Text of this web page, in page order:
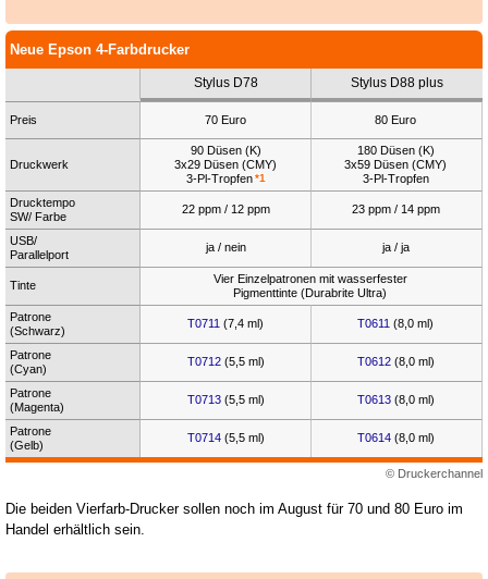
Neue Epson 4-Farbdrucker
Stylus D78 Stylus D88 plus
Preis 70 Euro 80 Euro
Druckwerk
90 Düsen (K)
3x29 Düsen (CMY)
3-Pl-Tropfen *1
180 Düsen (K)
3x59 Düsen (CMY)
3-Pl-Tropfen
Drucktempo
SW/ Farbe
22 ppm / 12 ppm 23 ppm / 14 ppm
USB/
Parallelport
ja / nein ja / ja
Tinte
Vier Einzelpatronen mit wasserfester
Pigmenttinte (Durabrite Ultra)
Patrone
(Schwarz)
T0711 (7,4 ml) T0611 (8,0 ml)
Patrone
(Cyan)
T0712(5,5 ml) T0612(8,0 ml)
Patrone
(Magenta)
T0713(5,5 ml) T0613(8,0 ml)
Patrone
(Gelb)
T0714(5,5 ml) T0614(8,0 ml)
© Druckerchannel
Die beiden Vierfarb-Drucker sollen noch im August für 70 und 80 Euro im
Handel erhältlich sein.